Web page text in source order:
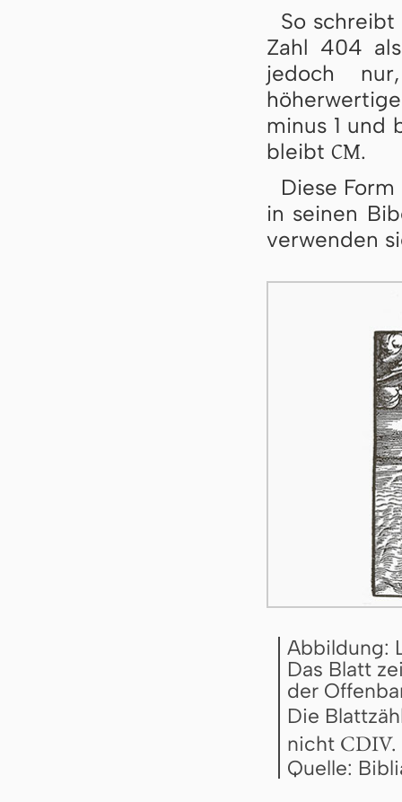
So
Zahl 404
jedoch
minus 1
bleibt CM.
Diese
in seinen
verwenden
Abbildung:
Das Blatt
der
Die
nicht CDIV.
Quelle: